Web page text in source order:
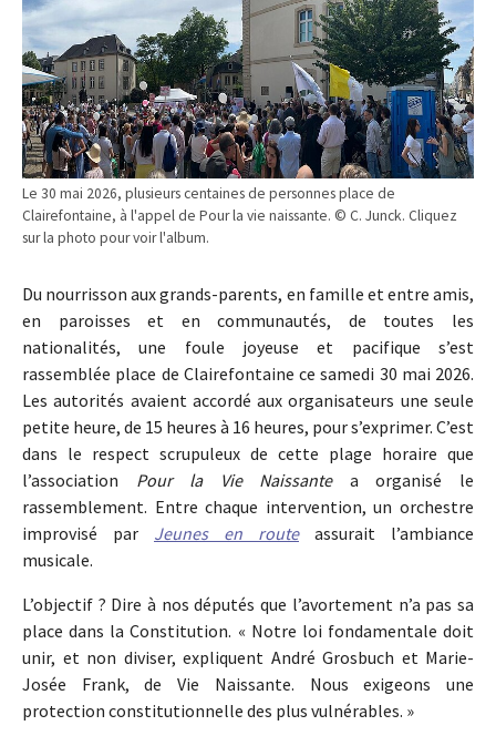
Le 30 mai 2026, plusieurs centaines de personnes place de
Clairefontaine, à l'appel de Pour la vie naissante. © C. Junck. Cliquez
sur la photo pour voir l'album.
Du nourrisson aux grands-parents, en famille et entre amis,
en paroisses et en communautés, de toutes les
nationalités, une foule joyeuse et pacifique s’est
rassemblée place de Clairefontaine ce samedi 30 mai 2026.
Les autorités avaient accordé aux organisateurs une seule
petite heure, de 15 heures à 16 heures, pour s’exprimer. C’est
dans le respect scrupuleux de cette plage horaire que
l’association Pour la Vie Naissantea organisé le
rassemblement. Entre chaque intervention, un orchestre
improvisé par Jeunes en routeassurait l’ambiance
musicale.
L’objectif ? Dire à nos députés que l’avortement n’a pas sa
place dans la Constitution. « Notre loi fondamentale doit
unir, et non diviser, expliquent André Grosbuch et Marie-
Josée Frank, de Vie Naissante. Nous exigeons une
protection constitutionnelle des plus vulnérables. »